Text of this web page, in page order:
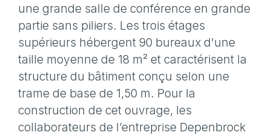
une grande salle de conférence en grande
partie sans piliers. Les trois étages
supérieurs hébergent 90 bureaux d'une
taille moyenne de 18 m² et caractérisent la
structure du bâtiment conçu selon une
trame de base de 1,50 m. Pour la
construction de cet ouvrage, les
collaborateurs de l’entreprise Depenbrock